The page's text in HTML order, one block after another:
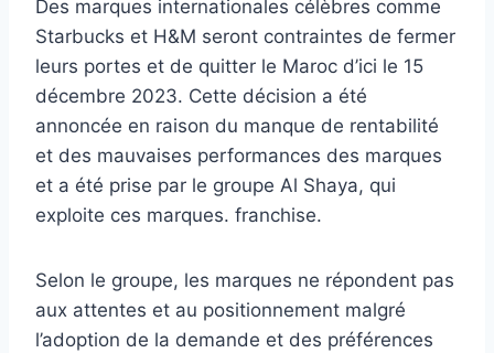
Des marques internationales célèbres comme
Starbucks et H&M seront contraintes de fermer
leurs portes et de quitter le Maroc d’ici le 15
décembre 2023. Cette décision a été
annoncée en raison du manque de rentabilité
et des mauvaises performances des marques
et a été prise par le groupe Al Shaya, qui
exploite ces marques. franchise.
Selon le groupe, les marques ne répondent pas
aux attentes et au positionnement malgré
l’adoption de la demande et des préférences